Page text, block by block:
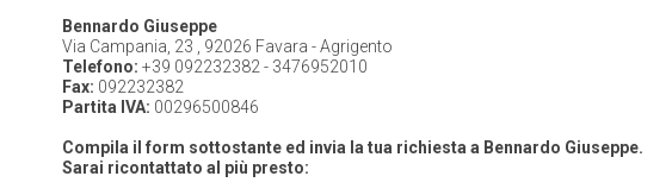
Bennardo Giuseppe
Via Campania, 23 , 92026 Favara - Agrigento
Telefono: +39 092232382 - 3476952010
Fax: 092232382
Partita IVA: 00296500846
Compila il form sottostante ed invia la tua richiesta a Bennardo Giuseppe.
Sarai ricontattato al più presto: